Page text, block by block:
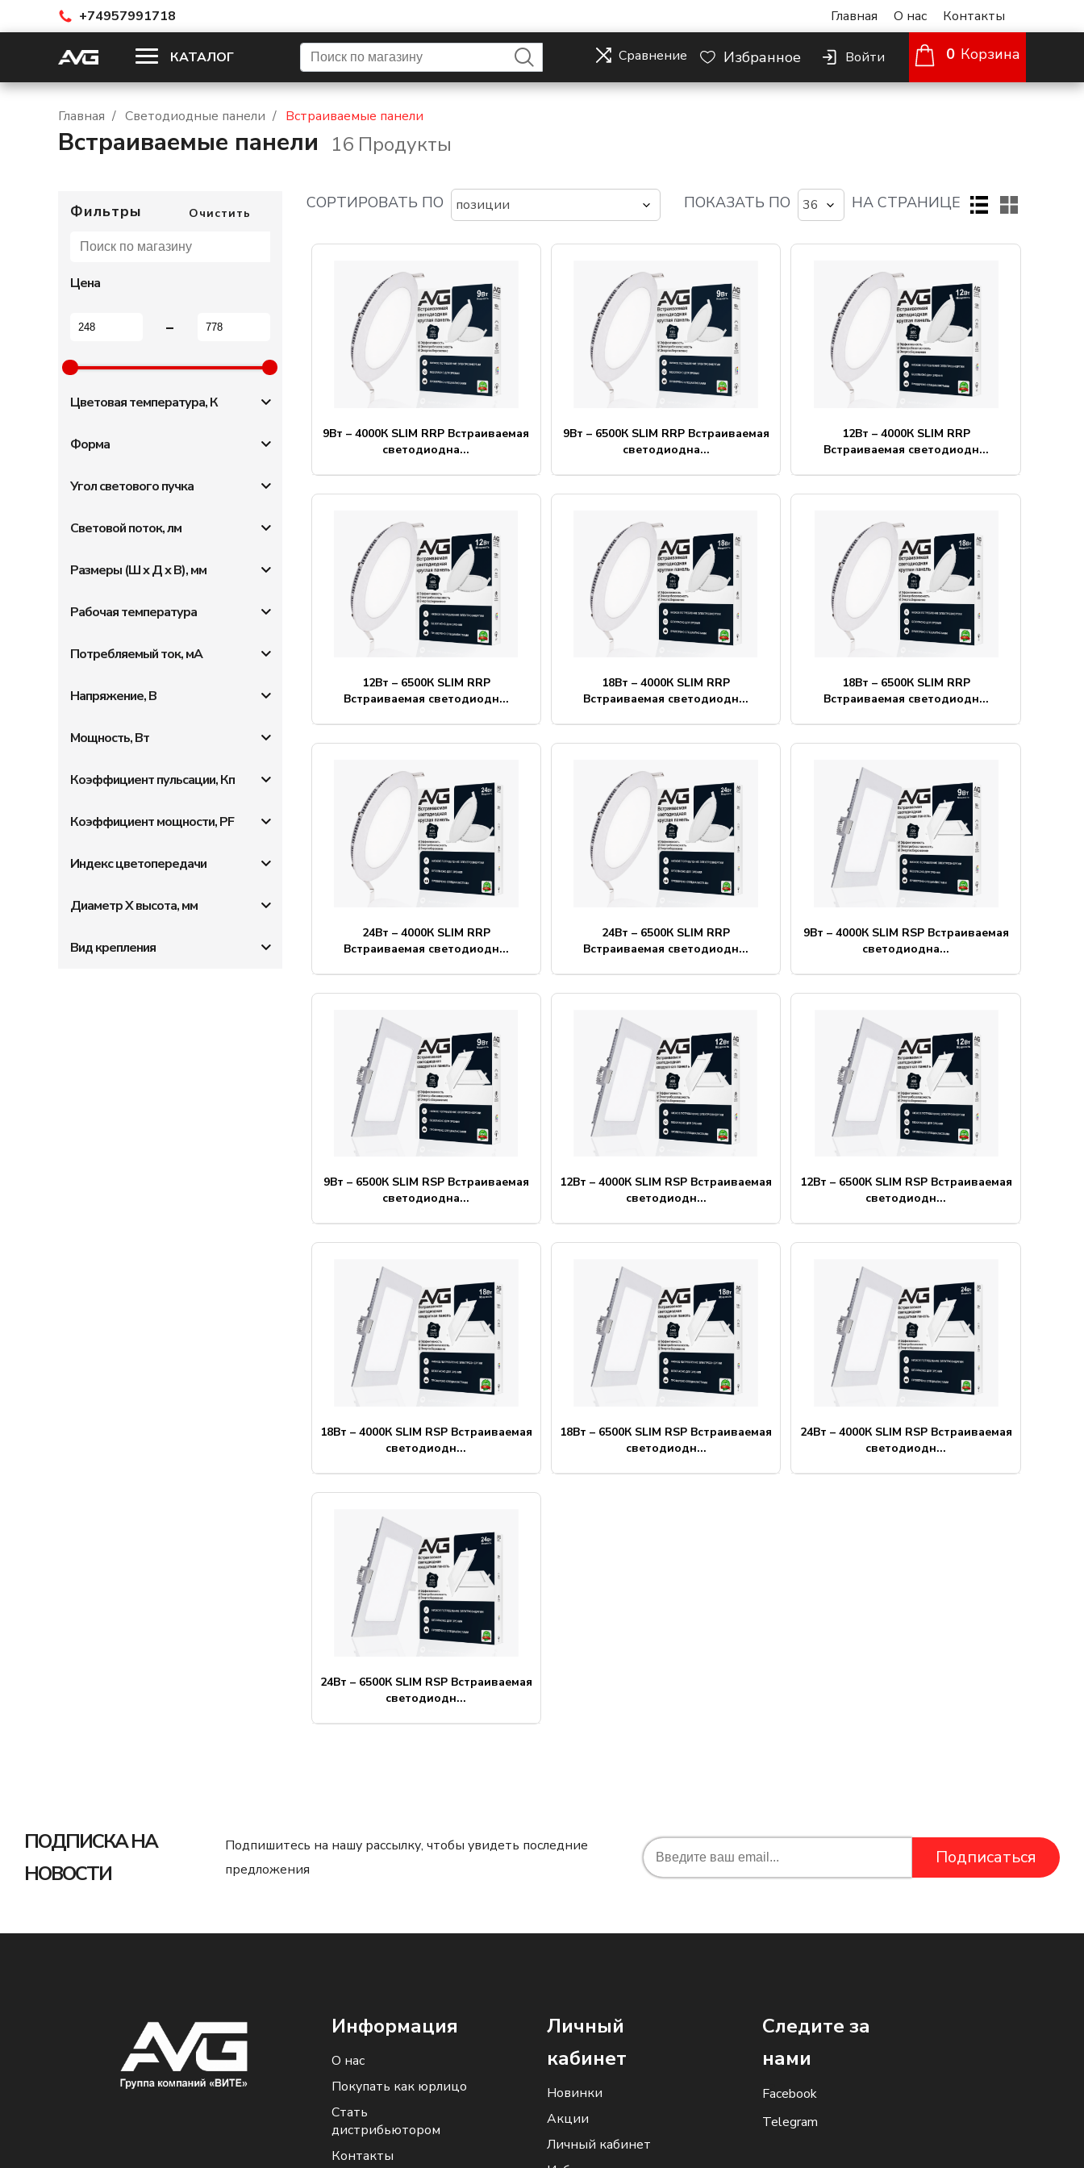
+74957991718 Главная О нас Контакты
КАТАЛОГ Сравнение Избранное Войти 0 Корзина
Главная / Светодиодные панели / Встраиваемые панели
Встраиваемые панели 16 Продукты
Фильтры Очистить
Цена
-
Цветовая температура, К
Форма
Угол светового пучка
Световой поток, лм
Размеры (Ш х Д х В), мм
Рабочая температура
Потребляемый ток, мА
Напряжение, В
Мощность, Вт
Коэффициент пульсации, Кп
Коэффициент мощности, PF
Индекс цветопередачи
Диаметр X высота, мм
Вид крепления
СОРТИРОВАТЬ ПО ПОКАЗАТЬ ПО НА СТРАНИЦЕ
9Вт – 4000К SLIM RRP Встраиваемая
светодиодна...
9Вт – 6500К SLIM RRP Встраиваемая
светодиодна...
12Вт – 4000К SLIM RRP
Встраиваемая светодиодн...
12Вт – 6500К SLIM RRP
Встраиваемая светодиодн...
18Вт – 4000К SLIM RRP
Встраиваемая светодиодн...
18Вт – 6500К SLIM RRP
Встраиваемая светодиодн...
24Вт – 4000К SLIM RRP
Встраиваемая светодиодн...
24Вт – 6500К SLIM RRP
Встраиваемая светодиодн...
9Вт – 4000К SLIM RSP Встраиваемая
светодиодна...
9Вт – 6500К SLIM RSP Встраиваемая
светодиодна...
12Вт – 4000К SLIM RSP Встраиваемая
светодиодн...
12Вт – 6500К SLIM RSP Встраиваемая
светодиодн...
18Вт – 4000К SLIM RSP Встраиваемая
светодиодн...
18Вт – 6500К SLIM RSP Встраиваемая
светодиодн...
24Вт – 4000К SLIM RSP Встраиваемая
светодиодн...
24Вт – 6500К SLIM RSP Встраиваемая
светодиодн...
ПОДПИСКА НА
НОВОСТИ
Подпишитесь на нашу рассылку, чтобы увидеть последние
предложения
Подписаться
Информация
О нас
Покупать как юрлицо
Стать
дистрибьютором
Контакты
Личный
кабинет
Новинки
Акции
Личный кабинет
Следите за
нами
Facebook
Telegram